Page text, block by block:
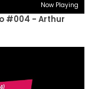
Now Playing
#004 - Arthur